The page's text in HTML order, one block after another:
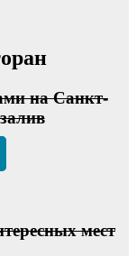
на Санкт-
мест